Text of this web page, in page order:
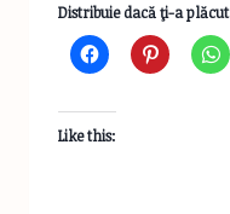
Distribuie dacă ţi-a plăcut
Like this: